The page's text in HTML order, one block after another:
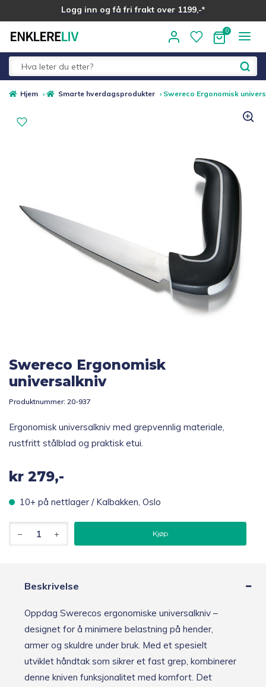
Logg inn og få fri frakt over 1199,-*
Alle kategorier
Fold
Medlemstilbud
Best i test
Gavetips
Hjem › Smarte hverdagsprodukter › Swereco Ergonomisk
Swereco Ergonomisk
universalkniv
Produktnummer: 20-937
Ergonomisk universalkniv med grepvennlig materiale,
rustfritt stålblad og praktisk etui.
kr 279,-
10+ på nettlager / Kalbakken, Oslo
Ergonomisk
universalkniv
Kjøp
Beskrivelse
Oppdag Swerecos ergonomiske universalkniv –
designet for å minimere belastning på hender,
armer og skuldre under bruk. Med et spesielt
utviklet håndtak som sikrer et fast grep, kombinerer
denne kniven funksjonalitet med komfort. Det